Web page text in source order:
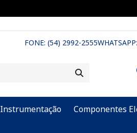
FONE: (54) 2992-2555
Instrumentação Componentes